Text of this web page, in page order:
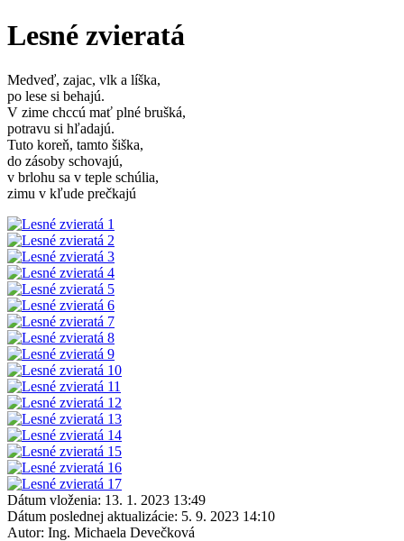
Lesné zvieratá
Medveď, zajac, vlk a líška,
po lese si behajú.
V zime chccú mať plné brušká,
potravu si hľadajú.
Tuto koreň, tamto šiška,
do zásoby schovajú,
v brlohu sa v teple schúlia,
zimu v kľude prečkajú
Dátum vloženia: 13. 1. 2023 13:49
Dátum poslednej aktualizácie: 5. 9. 2023 14:10
Autor: Ing. Michaela Devečková